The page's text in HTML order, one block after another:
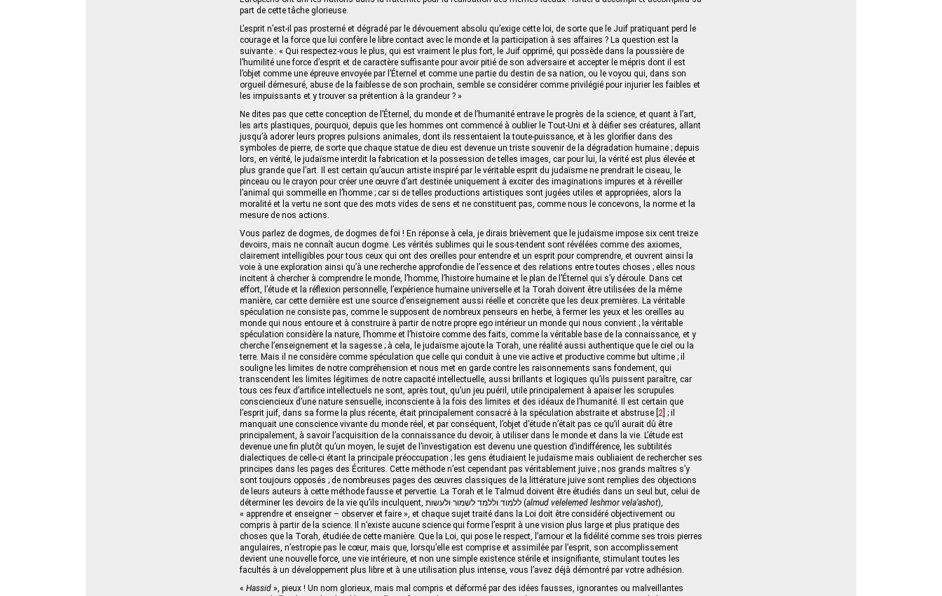
part de cette tâche glorieuse.
L’esprit n’est-il pas prosterné et dégradé par le dévouement absolu qu’exige cette loi, de sorte que le Juif pratiquant perd le
courage et la force que lui confère le libre contact avec le monde et la participation à ses affaires ? La question est la
suivante : « Qui respectez-vous le plus, qui est vraiment le plus fort, le Juif opprimé, qui possède dans la poussière de
l’humilité une force d’esprit et de caractère suffisante pour avoir pitié de son adversaire et accepter le mépris dont il est
l’objet comme une épreuve envoyée par l’Éternel et comme une partie du destin de sa nation, ou le voyou qui, dans son
orgueil démesuré, abuse de la faiblesse de son prochain, semble se considérer comme privilégié pour injurier les faibles et
les impuissants et y trouver sa prétention à la grandeur ? »
Ne dites pas que cette conception de l’Éternel, du monde et de l’humanité entrave le progrès de la science, et quant à l’art,
les arts plastiques, pourquoi, depuis que les hommes ont commencé à oublier le Tout-Uni et à déifier ses créatures, allant
jusqu’à adorer leurs propres pulsions animales, dont ils ressentaient la toute‑puissance, et à les glorifier dans des
symboles de pierre, de sorte que chaque statue de dieu est devenue un triste souvenir de la dégradation humaine ; depuis
lors, en vérité, le judaïsme interdit la fabrication et la possession de telles images, car pour lui, la vérité est plus élevée et
plus grande que l’art. Il est certain qu’aucun artiste inspiré par le véritable esprit du judaïsme ne prendrait le ciseau, le
pinceau ou le crayon pour créer une œuvre d’art destinée uniquement à exciter des imaginations impures et à réveiller
l’animal qui sommeille en l’homme ; car si de telles productions artistiques sont jugées utiles et appropriées, alors la
moralité et la vertu ne sont que des mots vides de sens et ne constituent pas, comme nous le concevons, la norme et la
mesure de nos actions.
Vous parlez de dogmes, de dogmes de foi ! En réponse à cela, je dirais brièvement que le judaïsme impose six cent treize
devoirs, mais ne connaît aucun dogme. Les vérités sublimes qui le sous‑tendent sont révélées comme des axiomes,
clairement intelligibles pour tous ceux qui ont des oreilles pour entendre et un esprit pour comprendre, et ouvrent ainsi la
voie à une exploration ainsi qu’à une recherche approfondie de l’essence et des relations entre toutes choses ; elles nous
incitent à chercher à comprendre le monde, l’homme, l’histoire humaine et le plan de l’Éternel qui s’y déroule. Dans cet
effort, l’étude et la réflexion personnelle, l’expérience humaine universelle et la Torah doivent être utilisées de la même
manière, car cette dernière est une source d’enseignement aussi réelle et concrète que les deux premières. La véritable
spéculation ne consiste pas, comme le supposent de nombreux penseurs en herbe, à fermer les yeux et les oreilles au
monde qui nous entoure et à construire à partir de notre propre ego intérieur un monde qui nous convient ; la véritable
spéculation considère la nature, l’homme et l’histoire comme des faits, comme la véritable base de la connaissance, et y
cherche l’enseignement et la sagesse ; à cela, le judaïsme ajoute la Torah, une réalité aussi authentique que le ciel ou la
terre. Mais il ne considère comme spéculation que celle qui conduit à une vie active et productive comme but ultime ; il
souligne les limites de notre compréhension et nous met en garde contre les raisonnements sans fondement, qui
transcendent les limites légitimes de notre capacité intellectuelle, aussi brillants et logiques qu’ils puissent paraître, car
tous ces feux d’artifice intellectuels ne sont, après tout, qu’un jeu puéril, utile principalement à apaiser les scrupules
consciencieux d’une nature sensuelle, inconsciente à la fois des limites et des idéaux de l’humanité. Il est certain que
l’esprit juif, dans sa forme la plus récente, était principalement consacré à la spéculation abstraite et abstruse 2 ; il
manquait une conscience vivante du monde réel, et par conséquent, l’objet d’étude n’était pas ce qu’il aurait dû être
principalement, à savoir l’acquisition de la connaissance du devoir, à utiliser dans le monde et dans la vie. L’étude est
devenue une fin plutôt qu’un moyen, le sujet de l’investigation est devenu une question d’indifférence, les subtilités
dialectiques de celle-ci étant la principale préoccupation ; les gens étudiaient le judaïsme mais oubliaient de rechercher ses
principes dans les pages des Écritures. Cette méthode n’est cependant pas véritablement juive ; nos grands maîtres s’y
sont toujours opposés ; de nombreuses pages des œuvres classiques de la littérature juive sont remplies des objections
de leurs auteurs à cette méthode fausse et pervertie. La Torah et le Talmud doivent être étudiés dans un seul but, celui de
déterminer les devoirs de la vie qu’ils inculquent, ללמוד וללמד לשמור ולעשות (almud velelemed leshmor vela’ashot),
« apprendre et enseigner – observer et faire », et chaque sujet traité dans la Loi doit être considéré objectivement ou
compris à partir de la science. Il n’existe aucune science qui forme l’esprit à une vision plus large et plus pratique des
choses que la Torah, étudiée de cette manière. Que la Loi, qui pose le respect, l’amour et la fidélité comme ses trois pierres
angulaires, n’estropie pas le cœur, mais que, lorsqu’elle est comprise et assimilée par l’esprit, son accomplissement
devient une nouvelle force, une vie intérieure, et non une simple existence stérile et insignifiante, stimulant toutes les
facultés à un développement plus libre et à une utilisation plus intense, vous l’avez déjà démontré par votre adhésion.
« Hassid », pieux ! Un nom glorieux, mais mal compris et déformé par des idées fausses, ignorantes ou malveillantes